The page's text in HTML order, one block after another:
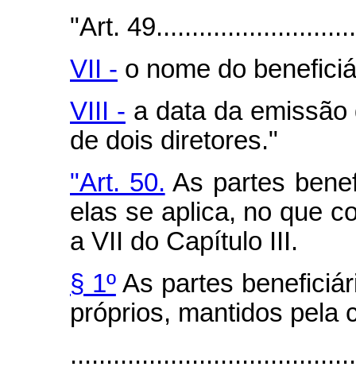
"Art.
VII - o nome do
VIII - a data da
de dois diretores."
"Art. 50. As partes
elas se aplica, no que
a VII do Capítulo III.
§ 1ºAs partes
próprios, mantidos pela